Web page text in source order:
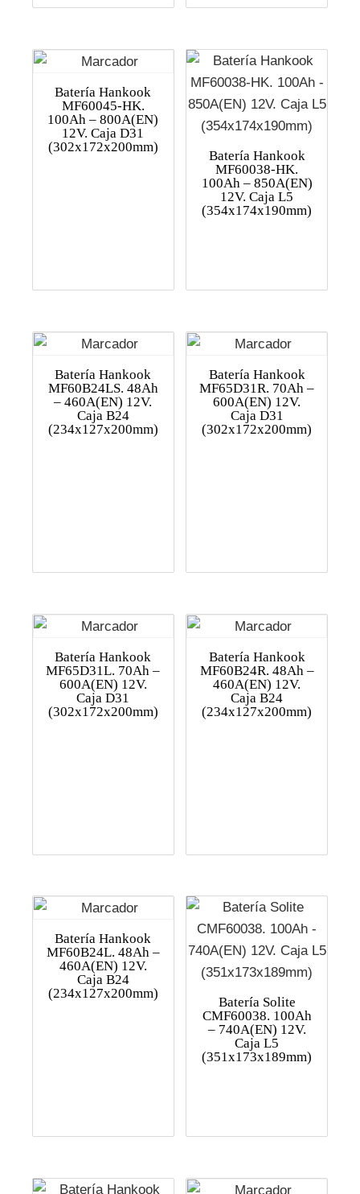
Batería Hankook
MF60045-HK.
100Ah – 800A(EN)
12V. Caja D31
(302x172x200mm)
Batería Hankook
MF60038-HK.
100Ah – 850A(EN)
12V. Caja L5
(354x174x190mm)
Batería Hankook
MF60B24LS. 48Ah
– 460A(EN) 12V.
Caja B24
(234x127x200mm)
Batería Hankook
MF65D31R. 70Ah –
600A(EN) 12V.
Caja D31
(302x172x200mm)
Batería Hankook
MF65D31L. 70Ah –
600A(EN) 12V.
Caja D31
(302x172x200mm)
Batería Hankook
MF60B24R. 48Ah –
460A(EN) 12V.
Caja B24
(234x127x200mm)
Batería Hankook
MF60B24L. 48Ah –
460A(EN) 12V.
Caja B24
(234x127x200mm)
Batería Solite
CMF60038. 100Ah
– 740A(EN) 12V.
Caja L5
(351x173x189mm)